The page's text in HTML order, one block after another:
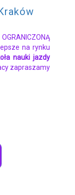
na rynku
nauki jazdy
zapraszamy